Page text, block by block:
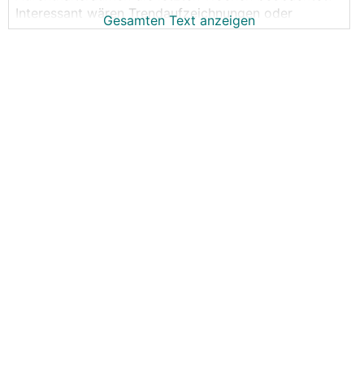
Interessant wären Trendaufzeichnungen oder
Minimal/Maximalwerte, Mittelwerte, Medianwerte
Gesamten Text anzeigen